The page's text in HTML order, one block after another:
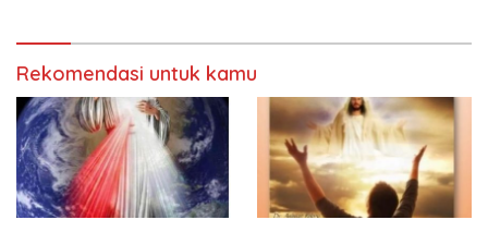
Rekomendasi untuk kamu